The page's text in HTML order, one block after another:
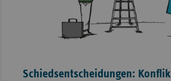
Schiedsentscheidungen: